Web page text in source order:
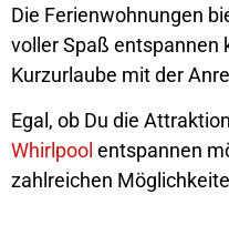
Die Ferienwohnungen
voller Spaß entspannen
Kurzurlaube mit der
Egal, ob Du die
Whirlpool entspannen
zahlreichen